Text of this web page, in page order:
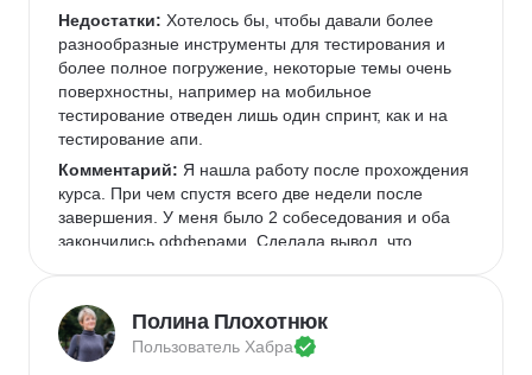
современных реалиях - это хорошо: дает
направление и вперед за новыми
самостоятельными знаниями. В какой-то мере - это
погружение в реалии IT компаний. Есть элемент
Можно себя загнать, особенно если есть привычка
досконально погружаться в процесс.
Недостатки: Хотелось бы, чтобы давали более
разнообразные инструменты для тестирования и
более полное погружение, некоторые темы очень
поверхностны, например на мобильное
тестирование отведен лишь один спринт, как и на
тестирование апи.
Комментарий: Я нашла работу после прохождения
курса. При чем спустя всего две недели после
завершения. У меня было 2 собеседования и оба
закончились офферами. Сделала вывод, что
кстати не единственная кто нашел работу:) Поэтому
мало могу рекомендовать курс, для тех кто хочет
сменить сферу деятельности.
Полина Плохотнюк
Пользователь Хабра